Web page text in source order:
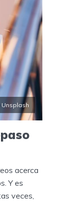
Unsplash
acerca
Y es
veces,